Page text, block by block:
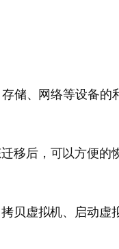
储、网络等设备
移后，可以方便的
贝虚拟机、启动